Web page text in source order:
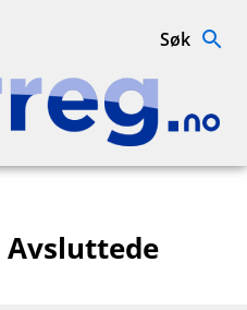
Interreg.no
Søk
Avsluttede